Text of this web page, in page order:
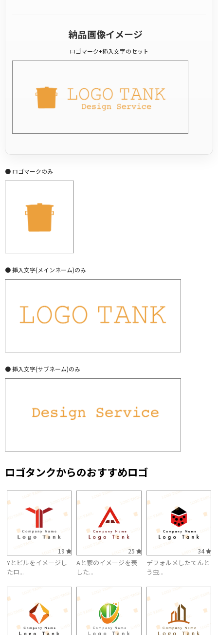
納品画像イメージ
ロゴマーク+挿入文字のセット
● ロゴマークのみ
● 挿入文字(メインネーム)のみ
● 挿入文字(サブネーム)のみ
ロゴタンクからのおすすめロゴ
19
Yとビルをイメージし
たロ...
25
Aと家のイメージを表
した...
34
デフォルメしたてんと
う虫...